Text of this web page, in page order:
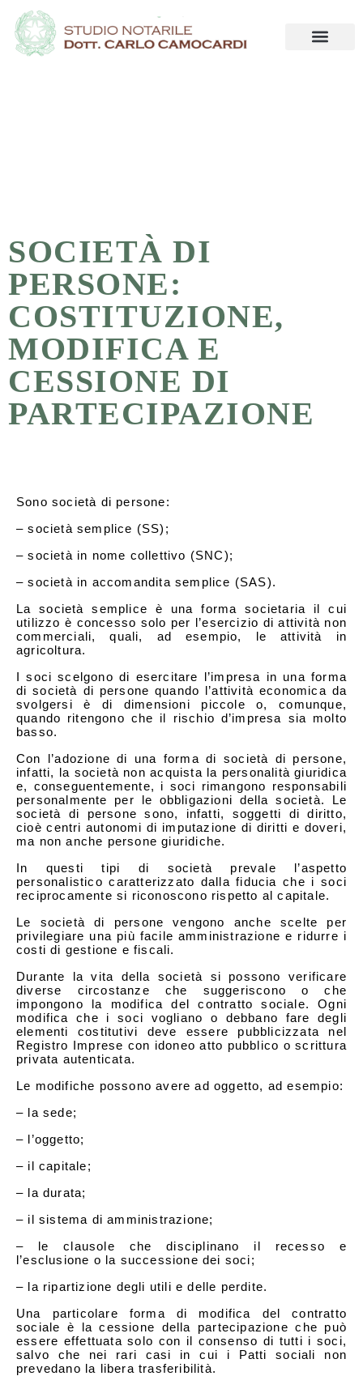
SOCIETÀ DI
PERSONE:
COSTITUZIONE,
MODIFICA E
CESSIONE DI
PARTECIPAZIONE
Sono società di persone:
– società semplice (SS);
– società in nome collettivo (SNC);
– società in accomandita semplice (SAS).
La società semplice è una forma societaria il cui
utilizzo è concesso solo per l’esercizio di attività non
commerciali, quali, ad esempio, le attività in
agricoltura.
I soci scelgono di esercitare l’impresa in una forma
di società di persone quando l’attività economica da
svolgersi è di dimensioni piccole o, comunque,
quando ritengono che il rischio d’impresa sia molto
basso.
Con l’adozione di una forma di società di persone,
infatti, la società non acquista la personalità giuridica
e, conseguentemente, i soci rimangono responsabili
personalmente per le obbligazioni della società. Le
società di persone sono, infatti, soggetti di diritto,
cioè centri autonomi di imputazione di diritti e doveri,
ma non anche persone giuridiche.
In questi tipi di società prevale l’aspetto
personalistico caratterizzato dalla fiducia che i soci
reciprocamente si riconoscono rispetto al capitale.
Le società di persone vengono anche scelte per
privilegiare una più facile amministrazione e ridurre i
costi di gestione e fiscali.
Durante la vita della società si possono verificare
diverse circostanze che suggeriscono o che
impongono la modifica del contratto sociale. Ogni
modifica che i soci vogliano o debbano fare degli
elementi costitutivi deve essere pubblicizzata nel
Registro Imprese con idoneo atto pubblico o scrittura
privata autenticata.
Le modifiche possono avere ad oggetto, ad esempio:
– la sede;
– l’oggetto;
– il capitale;
– la durata;
– il sistema di amministrazione;
– le clausole che disciplinano il recesso e
l’esclusione o la successione dei soci;
– la ripartizione degli utili e delle perdite.
Una particolare forma di modifica del contratto
sociale è la cessione della partecipazione che può
essere effettuata solo con il consenso di tutti i soci,
salvo che nei rari casi in cui i Patti sociali non
prevedano la libera trasferibilità.